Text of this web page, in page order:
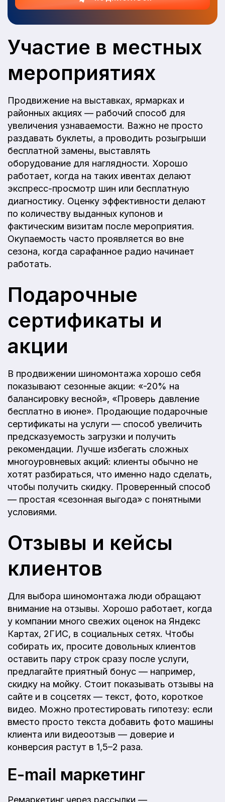
Участие в местных
мероприятиях
Продвижение на выставках, ярмарках и
районных акциях — рабочий способ для
увеличения узнаваемости. Важно не просто
раздавать буклеты, а проводить розыгрыши
бесплатной замены, выставлять
оборудование для наглядности. Хорошо
работает, когда на таких ивентах делают
экспресс-просмотр шин или бесплатную
диагностику. Оценку эффективности делают
по количеству выданных купонов и
фактическим визитам после мероприятия.
Окупаемость часто проявляется во вне
сезона, когда сарафанное радио начинает
работать.
Подарочные
сертификаты и
акции
В продвижении шиномонтажа хорошо себя
показывают сезонные акции: «-20% на
балансировку весной», «Проверь давление
бесплатно в июне». Продающие подарочные
сертификаты на услуги — способ увеличить
предсказуемость загрузки и получить
рекомендации. Лучше избегать сложных
многоуровневых акций: клиенты обычно не
хотят разбираться, что именно надо сделать,
чтобы получить скидку. Проверенный способ
— простая «сезонная выгода» с понятными
условиями.
Отзывы и кейсы
клиентов
Для выбора шиномонтажа люди обращают
внимание на отзывы. Хорошо работает, когда
у компании много свежих оценок на Яндекс
Картах, 2ГИС, в социальных сетях. Чтобы
собирать их, просите довольных клиентов
оставить пару строк сразу после услуги,
предлагайте приятный бонус — например,
скидку на мойку. Стоит показывать отзывы на
сайте и в соцсетях — текст, фото, короткое
видео. Можно протестировать гипотезу: если
вместо просто текста добавить фото машины
клиента или видеоотзыв — доверие и
конверсия растут в 1,5–2 раза.
E-mail маркетинг
Ремаркетинг через рассылки —